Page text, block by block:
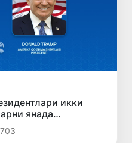
икки
янада
муҳокама
703